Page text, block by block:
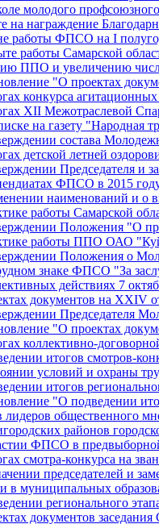
молодого
на награждение
работы ФПСО на I
работы Самарской
ППО и увеличению
"О проектах
конкурса
XII Межотраслевой
на газету "Народная
состава
детской летней
Председателя и
ФПСО в 2015
наименований и о
работы Самарской
Положения "О
работы ППО ОАО
Положения о
знаке ФПСО "За
действиях 7
документов на XXIV
Председателя
"О проектах
коллективно-
итогов смотров-
условий и охраны
итогов
"О подведении
лидеров общественного
районов
ФПСО в предвыборной
смотра-конкурса на
председателей и
в муниципальных
регионального
документов